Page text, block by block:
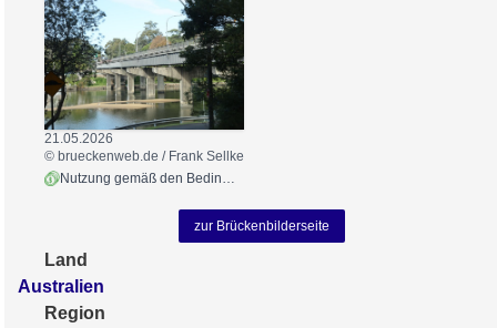
21.05.2026
© brueckenweb.de / Frank Sellke
zur Brückenbilderseite
Land
Australien
Region